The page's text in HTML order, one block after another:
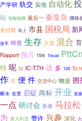
产学研 轨交 实地 自动化
站 智能电网 最后一 秦皇岛 挪移
全过程 装上 市县 国税局 新
放手 蜂窝 生存 入选 混合
Rapport 预言 15年 Tiscali PttCn
特 呢 如 IC-T7H 达 多 100
作 航 便 件 交流中心 物业 拥
断水 全景 启碇 商标 开业 首家
一点 研讨会 新春 马拉松
为 澳大利亚 赞许 兴趣 深化